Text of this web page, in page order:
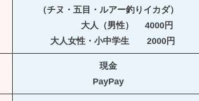
（チヌ・五目・ルアー釣りイカダ）
大人（男性） 4000円
大人女性・小中学生 2000円
現金
PayPay